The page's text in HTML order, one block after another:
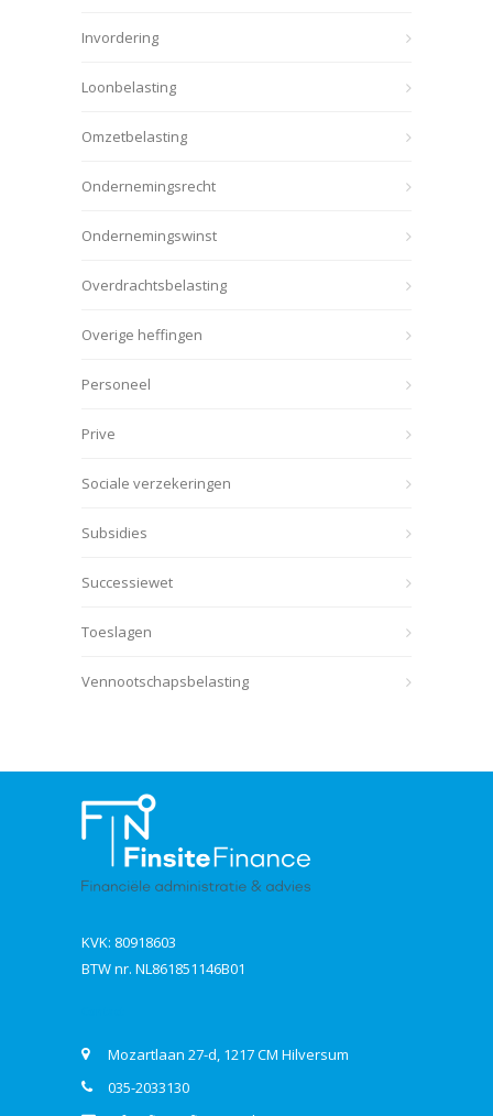
Invordering
Loonbelasting
Omzetbelasting
Ondernemingsrecht
Ondernemingswinst
Overdrachtsbelasting
Overige heffingen
Personeel
Prive
Sociale verzekeringen
Subsidies
Successiewet
Toeslagen
Vennootschapsbelasting
KVK: 80918603
BTW nr. NL861851146B01
Mozartlaan 27-d, 1217 CM Hilversum
035-2033130